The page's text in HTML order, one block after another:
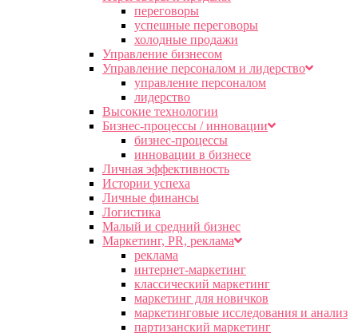
переговоры
успешные переговоры
холодные продажи
Управление бизнесом
Управление персоналом и лидерство
управление персоналом
лидерство
Высокие технологии
Бизнес-процессы / инновации
бизнес-процессы
инновации в бизнесе
Личная эффективность
Истории успеха
Личные финансы
Логистика
Малый и средний бизнес
Маркетинг, PR, реклама
реклама
интернет-маркетинг
классический маркетинг
маркетинг для новичков
маркетинговые исследования и анализ
партизанский маркетинг